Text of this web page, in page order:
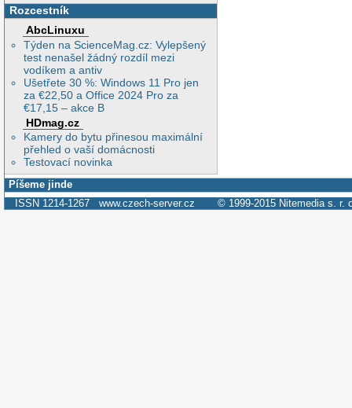
Rozcestník
AbcLinuxu
Týden na ScienceMag.cz: Vylepšený
test nenašel žádný rozdíl mezi
vodíkem a antiv
Ušetřete 30 %: Windows 11 Pro jen
za €22,50 a Office 2024 Pro za
€17,15 – akce B
HDmag.cz
Kamery do bytu přinesou maximální
přehled o vaší domácnosti
Testovací novinka
Píšeme jinde
ISSN 1214-1267 www.czech-server.cz © 1999-2015 Nitemedia s. r.